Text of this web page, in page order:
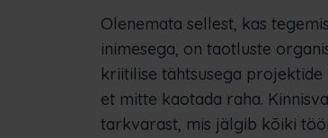
Olenemata sellest, kas
inimesega, on taotluste
kriitilise tähtsusega
et mitte kaotada raha.
tarkvarast, mis jälgib kõiki